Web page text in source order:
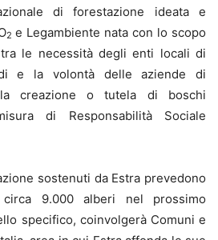
di forestazione ideata e
2 e Legambiente nata con lo scopo
le necessità degli enti locali di
e la volontà delle aziende di
creazione o tutela di boschi
di Responsabilità Sociale
sostenuti da Estra prevedono
9.000 alberi nel prossimo
specifico, coinvolgerà Comuni e